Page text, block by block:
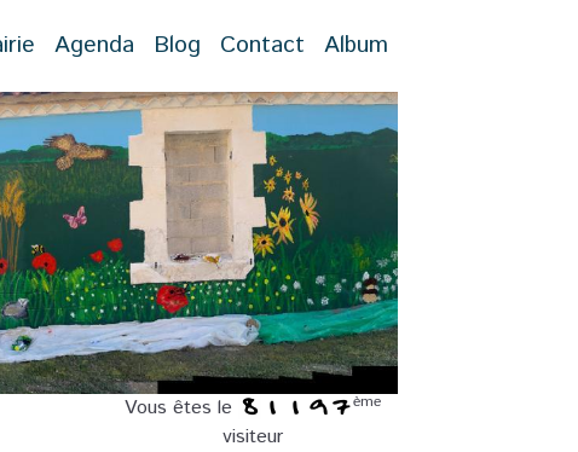
Agenda Blog Contact Album
Vous êtes le ème
visiteur